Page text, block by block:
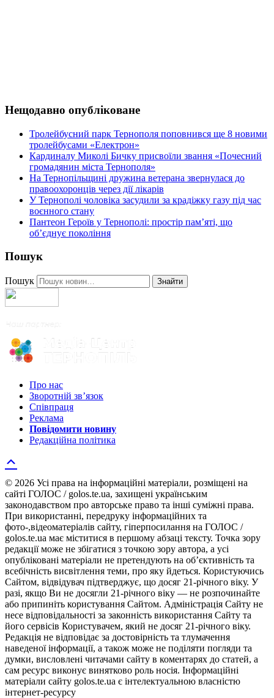
Нещодавно опубліковане
Тролейбусний парк Тернополя поповнився ще 8 новими
тролейбусами «Електрон»
Кардиналу Миколі Бичку присвоїли звання «Почесний
громадянин міста Тернополя»
На Тернопільщині дружина ветерана звернулася до
правоохоронців через дії лікарів
У Тернополі чоловіка засудили за крадіжку газу під час
воєнного стану
Пантеон Героїв у Тернополі: простір пам’яті, що
об’єднує покоління
Пошук
Пошук Знайти
Про нас
Зворотній зв’язок
Співпраця
Реклама
Повідомити новину
Редакційна політика
© 2026 Усі права на інформаційні матеріали, розміщені на
сайті ГОЛОС / golos.te.ua, захищені українським
законодавством про авторське право та інші суміжні права.
При використанні, передруку інформаційних та
фото-,відеоматеріалів сайту, гіперпосилання на ГОЛОС /
golos.te.ua має міститися в першому абзаці тексту. Точка зору
редакції може не збігатися з точкою зору автора, а усі
опубліковані матеріали не претендують на об’єктивність та
всебічність висвітлення теми, про яку йдеться. Користуючись
Сайтом, відвідувач підтверджує, що досяг 21-річного віку. У
разі, якщо Ви не досягли 21-річного віку — не розпочинайте
або припиніть користування Сайтом. Адміністрація Сайту не
несе відповідальності за законність використання Сайту та
його сервісів Користувачем, який не досяг 21-річного віку.
Редакція не відповідає за достовірність та тлумачення
наведеної інформації, а також може не поділяти погляди та
думки, висловлені читачами сайту в коментарях до статей, а
сам ресурс виконує винятково роль носія. Інформаційні
матеріали сайту golos.te.ua є інтелектуальною власністю
інтернет-ресурсу